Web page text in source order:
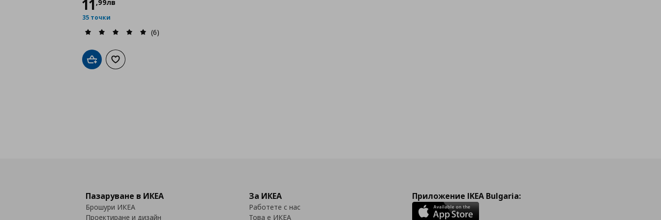
11,99лв
35 точки
(6)
Добави в кошницата
Добави към списъка с любими
Пазаруване в ИКЕА
Брошури ИКЕА
Проектиране и дизайн
За ИКЕА
Работете с нас
Това е ИКЕА
Приложение IKEA Bulgaria: